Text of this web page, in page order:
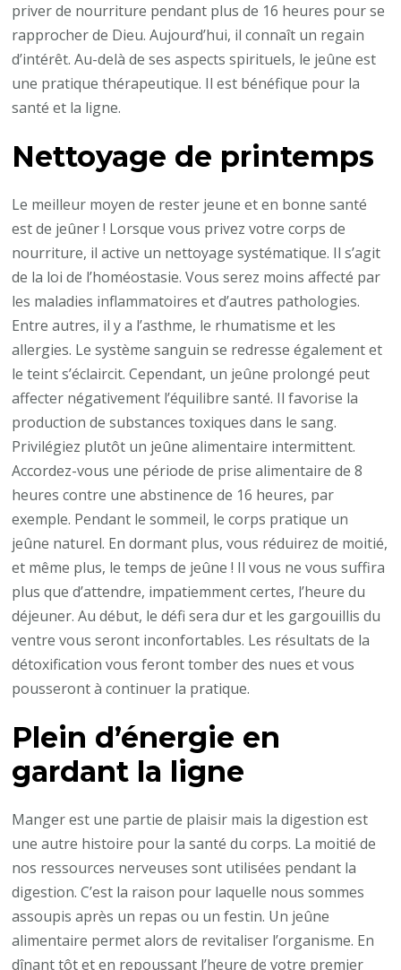
priver de nourriture pendant plus de 16 heures pour se
rapprocher de Dieu. Aujourd’hui, il connaît un regain
d’intérêt. Au-delà de ses aspects spirituels, le jeûne est
une pratique thérapeutique. Il est bénéfique pour la
santé et la ligne.
Nettoyage de printemps
Le meilleur moyen de rester jeune et en bonne santé
est de jeûner ! Lorsque vous privez votre corps de
nourriture, il active un nettoyage systématique. Il s’agit
de la loi de l’homéostasie. Vous serez moins affecté par
les maladies inflammatoires et d’autres pathologies.
Entre autres, il y a l’asthme, le rhumatisme et les
allergies. Le système sanguin se redresse également et
le teint s’éclaircit. Cependant, un jeûne prolongé peut
affecter négativement l’équilibre santé. Il favorise la
production de substances toxiques dans le sang.
Privilégiez plutôt un jeûne alimentaire intermittent.
Accordez-vous une période de prise alimentaire de 8
heures contre une abstinence de 16 heures, par
exemple. Pendant le sommeil, le corps pratique un
jeûne naturel. En dormant plus, vous réduirez de moitié,
et même plus, le temps de jeûne ! Il vous ne vous suffira
plus que d’attendre, impatiemment certes, l’heure du
déjeuner. Au début, le défi sera dur et les gargouillis du
ventre vous seront inconfortables. Les résultats de la
détoxification vous feront tomber des nues et vous
pousseront à continuer la pratique.
Plein d’énergie en
gardant la ligne
Manger est une partie de plaisir mais la digestion est
une autre histoire pour la santé du corps. La moitié de
nos ressources nerveuses sont utilisées pendant la
digestion. C’est la raison pour laquelle nous sommes
assoupis après un repas ou un festin. Un jeûne
alimentaire permet alors de revitaliser l’organisme. En
dînant tôt et en repoussant l’heure de votre premier